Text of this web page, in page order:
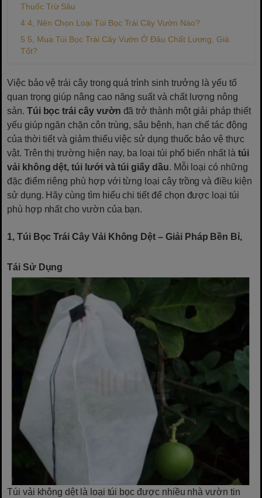
Thuốc Trừ Sâu
4, Nên Chọn Loại Túi Bọc Trái Cây Vườn Nào?
5, Mua Túi Bọc Trái Cây Vườn Ở Đâu Chất Lượng, Giá
Tốt?
Việc bảo vệ trái cây trong quá trình sinh trưởng là yếu tố
quan trọng giúp nâng cao năng suất và chất lượng nông
sản. Túi bọc trái cây vườn đã trở thành một giải pháp thiết
yếu giúp ngăn chặn côn trùng, sâu bệnh, hạn chế tác động
của thời tiết và giảm thiểu việc sử dụng thuốc bảo vệ thực
vật. Trên thị trường hiện nay, ba loại túi phổ biến nhất là túi
vải không dệt, túi lưới và túi giấy dầu. Mỗi loại có những
đặc điểm riêng phù hợp với từng loại cây trồng và điều kiện
sử dụng. Hãy cùng tìm hiểu chi tiết để chọn được loại túi
phù hợp nhất cho vườn của bạn.
1, Túi Bọc Trái Cây Vải Không Dệt – Giải Pháp Bền Bỉ,
Tái Sử Dụng
Túi vải không dệt là loại túi bọc được nhiều nhà vườn tin